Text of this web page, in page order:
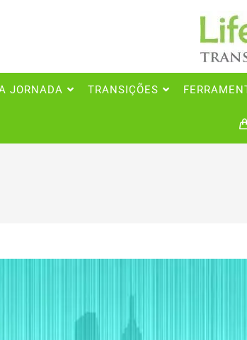
JORNADA TRANSIÇÕES